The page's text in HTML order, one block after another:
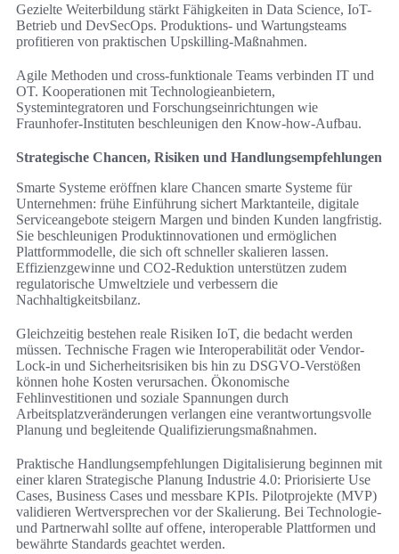
Gezielte Weiterbildung stärkt Fähigkeiten in Data Science, IoT-
Betrieb und DevSecOps. Produktions- und Wartungsteams
profitieren von praktischen Upskilling-Maßnahmen.
Agile Methoden und cross-funktionale Teams verbinden IT und
OT. Kooperationen mit Technologieanbietern,
Systemintegratoren und Forschungseinrichtungen wie
Fraunhofer-Instituten beschleunigen den Know-how-Aufbau.
Strategische Chancen, Risiken und Handlungsempfehlungen
Smarte Systeme eröffnen klare Chancen smarte Systeme für
Unternehmen: frühe Einführung sichert Marktanteile, digitale
Serviceangebote steigern Margen und binden Kunden langfristig.
Sie beschleunigen Produktinnovationen und ermöglichen
Plattformmodelle, die sich oft schneller skalieren lassen.
Effizienzgewinne und CO2-Reduktion unterstützen zudem
regulatorische Umweltziele und verbessern die
Nachhaltigkeitsbilanz.
Gleichzeitig bestehen reale Risiken IoT, die bedacht werden
müssen. Technische Fragen wie Interoperabilität oder Vendor-
Lock‑in und Sicherheitsrisiken bis hin zu DSGVO-Verstößen
können hohe Kosten verursachen. Ökonomische
Fehlinvestitionen und soziale Spannungen durch
Arbeitsplatzveränderungen verlangen eine verantwortungsvolle
Planung und begleitende Qualifizierungsmaßnahmen.
Praktische Handlungsempfehlungen Digitalisierung beginnen mit
einer klaren Strategische Planung Industrie 4.0: Priorisierte Use
Cases, Business Cases und messbare KPIs. Pilotprojekte (MVP)
validieren Wertversprechen vor der Skalierung. Bei Technologie-
und Partnerwahl sollte auf offene, interoperable Plattformen und
bewährte Standards geachtet werden.